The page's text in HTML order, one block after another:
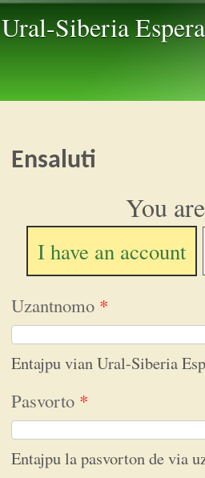
Ural-Siberia
Ensaluti
You
I have an account
Uzantnomo *
Entajpu vian Ural-Siberia
Pasvorto *
Entajpu la pasvorton de via